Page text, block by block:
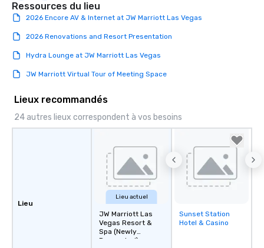
Ressources du lieu
2026 Encore AV & Internet at JW Marriott Las Vegas
2026 Renovations and Resort Presentation
Hydra Lounge at JW Marriott Las Vegas
JW Marriott Virtual Tour of Meeting Space
Lieux recommandés
24 autres lieux correspondent à vos besoins
Lieu
Lieu actuel
JW Marriott Las
Vegas Resort &
Spa (Newly
Renovated)
Removed from
favorites
Sunset Station
Hotel & Casino